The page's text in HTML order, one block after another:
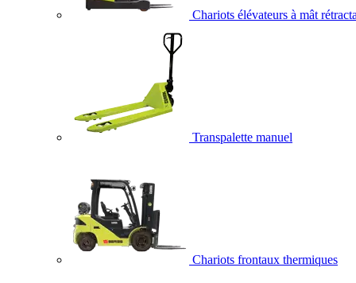
Chariots élévateurs à mât
Transpalette manuel
Chariots frontaux thermiques